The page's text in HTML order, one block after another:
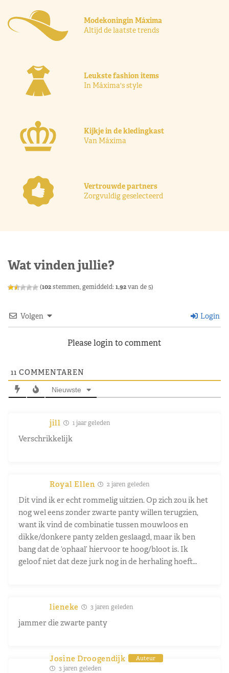
Modekoningin Máxima
Altijd de laatste trends
Leukste fashion items
In Máxima's style
Kijkje in de kledingkast
Van Máxima
Vertrouwde partners
Zorgvuldig geselecteerd
Wat vinden jullie?
(102stemmen, gemiddeld: 1,92van de 5)
Volgen Login
Please login to comment
11 COMMENTAREN
Nieuwste
jill 1 jaar geleden
Verschrikkelijk
Royal Ellen 2 jaren geleden
Dit vind ik er echt rommelig uitzien. Op zich zou ik het
nog wel eens zonder zwarte panty willen terugzien,
want ik vind de combinatie tussen mouwloos en
dikke/donkere panty zelden geslaagd, maar ik ben
bang dat de ‘ophaal’ hiervoor te hoog/bloot is. Ik
geloof niet dat deze jurk nog in de herhaling hoeft…
lieneke 3 jaren geleden
jammer die zwarte panty
Josine Droogendijk Auteur
3 jaren geleden